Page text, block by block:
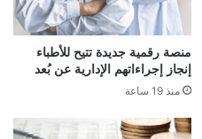
منصة رقمية جديدة تتيح للأطباء
إنجاز إجراءاتهم الإدارية عن بُعد
منذ 19 ساعة